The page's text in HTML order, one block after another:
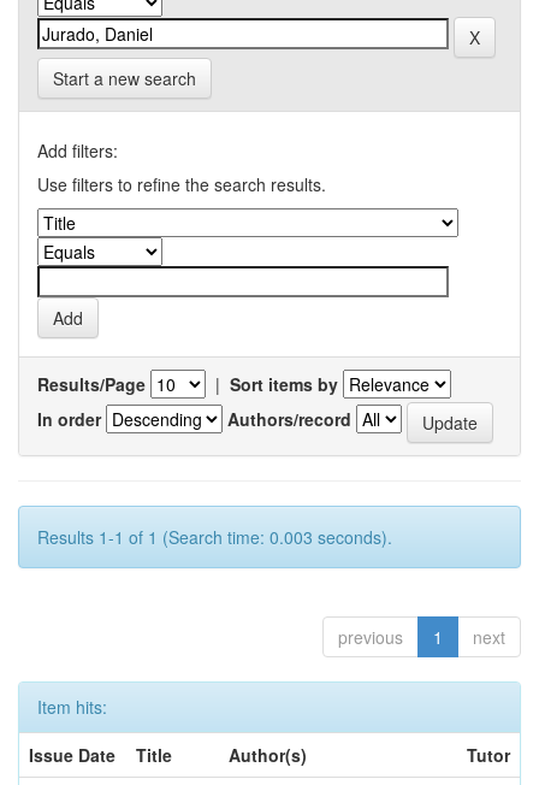
Start a new search
Add filters:
Use filters to refine the search results.
Results/Page | Sort items by
In order
Authors/record
Results 1-1 of 1 (Search time: 0.003 seconds).
previous 1 next
Item hits:
Issue Date
Title Author(s)
Tutor